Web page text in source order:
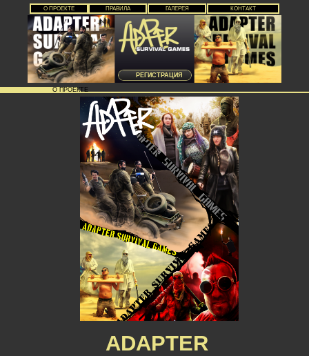
О ПРОЕКТЕ ПРАВИЛА ГАЛЕРЕЯ КОНТАКТ
РЕГИСТРАЦИЯ
О ПРОЕКТЕ
ADAPTER